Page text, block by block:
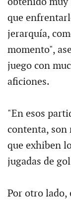
que
jerarquía,
momento",
juego con
aficiones.
"En esos
contenta, son
que exhiben
jugadas de
Por otro lado,